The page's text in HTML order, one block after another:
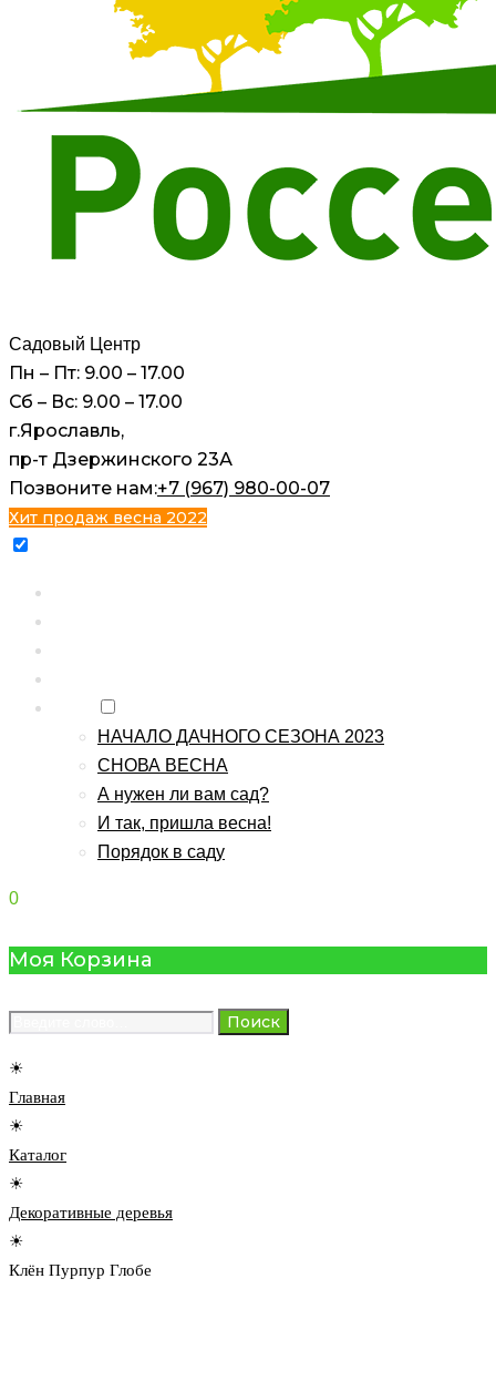
Садовый Центр
Пн – Пт: 9.00 – 17.00
Сб – Вс: 9.00 – 17.00
г.Ярославль,
пр-т Дзержинского 23А
Позвоните нам:+7 (967) 980-00-07
Хит продаж весна 2022
НАЧАЛО ДАЧНОГО СЕЗОНА 2023
СНОВА ВЕСНА
А нужен ли вам сад?
И так, пришла весна!
Порядок в саду
0
Моя Корзина
Поиск
☀
Главная
☀
Каталог
☀
Декоративные деревья
☀
Клён Пурпур Глобе